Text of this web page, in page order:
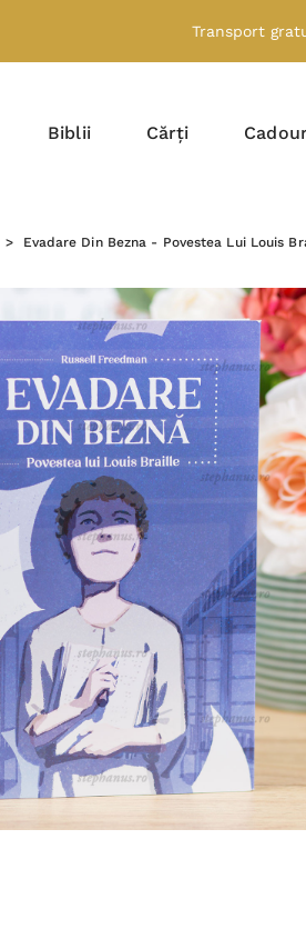
Transport
Biblii Cărți
Evadare Din Bezna - Povestea Lui Louis